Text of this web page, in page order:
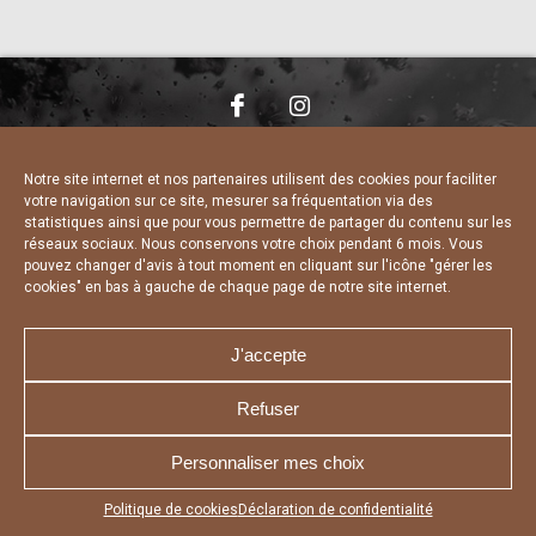
Notre site internet et nos partenaires utilisent des cookies pour faciliter
votre navigation sur ce site, mesurer sa fréquentation via des
statistiques ainsi que pour vous permettre de partager du contenu sur les
réseaux sociaux. Nous conservons votre choix pendant 6 mois. Vous
pouvez changer d'avis à tout moment en cliquant sur l'icône "gérer les
cookies" en bas à gauche de chaque page de notre site internet.
J'accepte
Refuser
Personnaliser mes choix
Politique de cookies Déclaration de confidentialité
Appuyez sur le bouton partager en bas de votre
CHARTE DE CONFIDENTIALITÉ
DÉCLARATION DE CONFIDENTIALITÉ
POLITIQUE D’UTILISATION DES COOKIES
RÉALISÉ PAR L’AGENCE WEB A3 WEB